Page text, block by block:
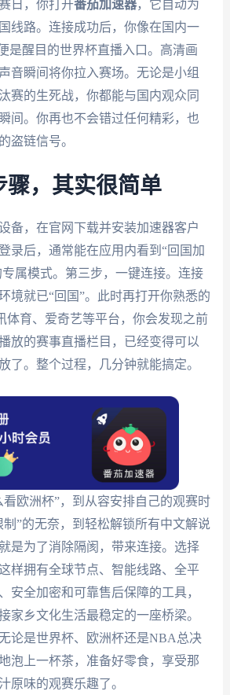
日，你打开番茄加速器，它自动为
线路。连接成功后，你像在国内一
是醒目的世界杯直播入口。高清画
音瞬间将你拉入赛场。无论是小组
赛的生死战，你都能与国内观众同
间。你再也不会错过任何精彩，也
盗链信号。
骤，其实很简单
备，在官网下载并安装加速器客户
录后，通常能在应用内看到“回国加
专属模式。第三步，一键连接。连接
境就已“回国”。此时再打开你熟悉的
体育、爱奇艺等平台，你会发现之前
放的赛事直播栏目，已经变得可以
了。整个过程，几分钟就能搞定。
看欧洲杯”，到从容安排自己的观赛时
制”的无奈，到轻松解锁所有中文解说
是为了消除隔阂，带来连接。选择
样拥有全球节点、智能线路、全平
安全加密和可靠售后保障的工具，
家乡文化生活最稳定的一座桥梁。
论是世界杯、欧洲杯还是NBA总决
泡上一杯茶，准备好零食，享受那
原味的观赛乐趣了。